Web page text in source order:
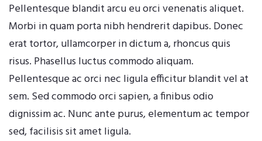
Pellentesque blandit arcu eu orci venenatis aliquet.
Morbi in quam porta nibh hendrerit dapibus. Donec
erat tortor, ullamcorper in dictum a, rhoncus quis
risus. Phasellus luctus commodo aliquam.
Pellentesque ac orci nec ligula efficitur blandit vel at
sem. Sed commodo orci sapien, a finibus odio
dignissim ac. Nunc ante purus, elementum ac tempor
sed, facilisis sit amet ligula.